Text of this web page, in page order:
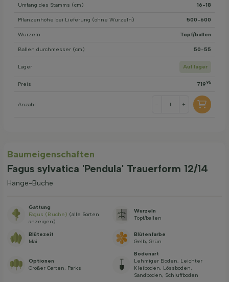
Umfang des Stamms (cm) 16-18
Pflanzenhöhe bei Lieferung (ohne Wurzeln) 500-600
Wurzeln Topf/ballen
Ballen durchmesser (cm) 50-55
Lager Auf lager
Preis 719 95
Anzahl - +
Baum­eigen­schaften
Fagus sylvatica 'Pendula' Trauerform 12/14
Hänge-Buche
Gattung
Fagus (Buche) (alle Sorten
anzeigen)
Wurzeln
Topf/ballen
Blütezeit
Mai
Blütenfarbe
Gelb, Grün
Optionen
Großer Garten, Parks
Bodenart
Lehmiger Boden, Leichter
Kleiboden, Lössboden,
Sandboden, Schluffboden